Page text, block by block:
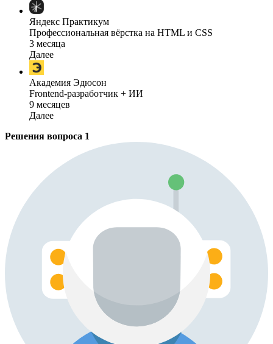
Яндекс Практикум
Профессиональная вёрстка на HTML и CSS
3 месяца
Далее
Академия Эдюсон
Frontend-разработчик + ИИ
9 месяцев
Далее
Решения вопроса 1